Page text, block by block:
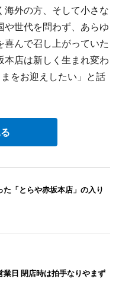
外の方、そして小さな
や世代を問わず、あらゆ
喜んで召し上がっていた
本店は新しく生まれ変わ
をお迎えしたい」と話
た「とらや赤坂本店」の入り
日 閉店時は拍手なりやまず